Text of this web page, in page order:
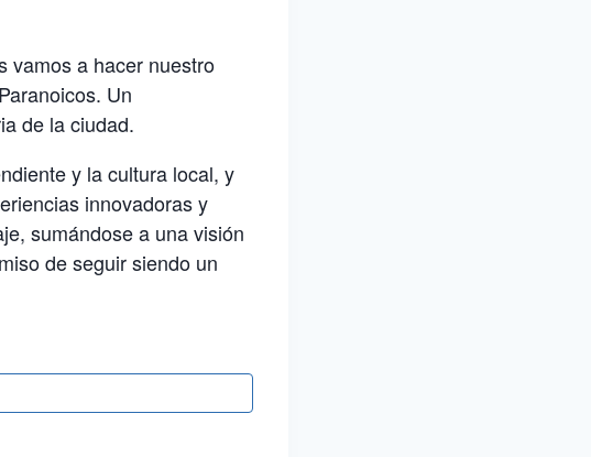
vamos a hacer nuestro
Un
de la ciudad.
y la cultura local, y
innovadoras y
sumándose a una visión
de seguir siendo un